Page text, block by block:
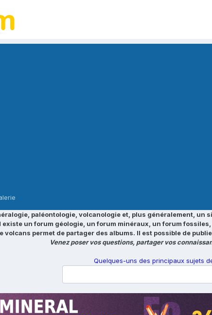
paléontologie, volcanologie et, plus généralement,
un forum géologie, un forum minéraux, un forum
permet de partager des albums. Il est possible de
Venez poser vos questions, partager vos
Quelques-uns des principaux sujets